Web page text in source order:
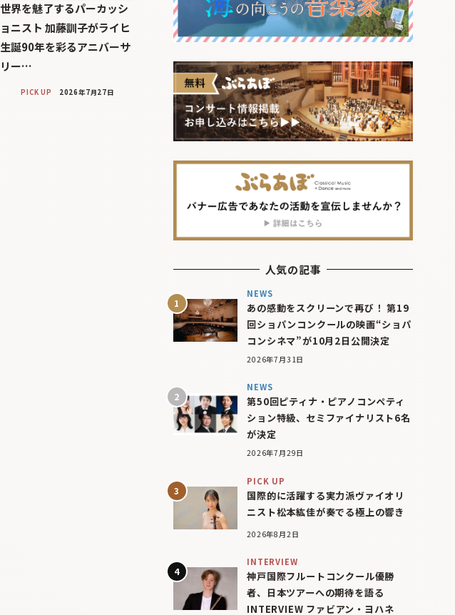
世界を魅了するパーカッシ
ョニスト 加藤訓子がライヒ
生誕90年を彩るアニバーサ
リー…
PICK UP 2026年7月27日
人気の記事
NEWS
あの感動をスクリーンで再び！ 第19
回ショパンコンクールの映画“ショパ
コンシネマ”が10月2日公開決定
2026年7月31日
NEWS
第50回ピティナ・ピアノコンペティ
ション特級、セミファイナリスト6名
が決定
2026年7月29日
PICK UP
国際的に活躍する実力派ヴァイオリ
ニスト松本紘佳が奏でる極上の響き
2026年8月2日
INTERVIEW
神戸国際フルートコンクール優勝
者、日本ツアーへの期待を語る
INTERVIEW ファビアン・ヨハネ